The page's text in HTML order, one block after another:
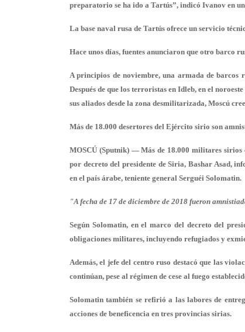
preparatorio se ha ido a Tartús”, indicó Ivanov en
La base naval rusa de Tartús ofrece un servicio
Hace unos días, fuentes anunciaron que otro barco
A principios de noviembre, una armada de barcos
Después de que los terroristas en Idleb, en el
sus aliados desde la zona desmilitarizada, Moscú
Más de 18.000 desertores del Ejército sirio son
MOSCÚ (Sputnik) — Más de 18.000 militares sirios
por decreto del presidente de Siria, Bashar Asad,
en el país árabe, teniente general Serguéi Solomatin.
"A fecha de 17 de diciembre de 2018 fueron
Según Solomatin, en el marco del decreto del
obligaciones militares, incluyendo refugiados y
Además, el jefe del centro ruso destacó que las
continúan, pese al régimen de cese al fuego
Solomatin también se refirió a las labores de
acciones de beneficencia en tres provincias sirias.